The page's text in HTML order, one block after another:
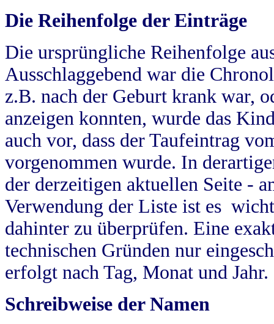
Die Reihenfolge der Einträge
Die ursprüngliche Reihenfolge
Ausschlaggebend war die
z.B. nach der Geburt krank war,
anzeigen konnten, wurde das
auch vor, dass der Taufeintrag
vorgenommen wurde. In
der derzeitigen aktuellen Seite -
Verwendung der Liste ist es
dahinter zu überprüfen. Eine
technischen Gründen nur
erfolgt nach Tag, Monat und Jahr.
Schreibweise der Namen